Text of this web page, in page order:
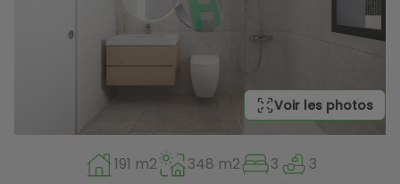
Voir les photos
191 m2 348 m2 3 3